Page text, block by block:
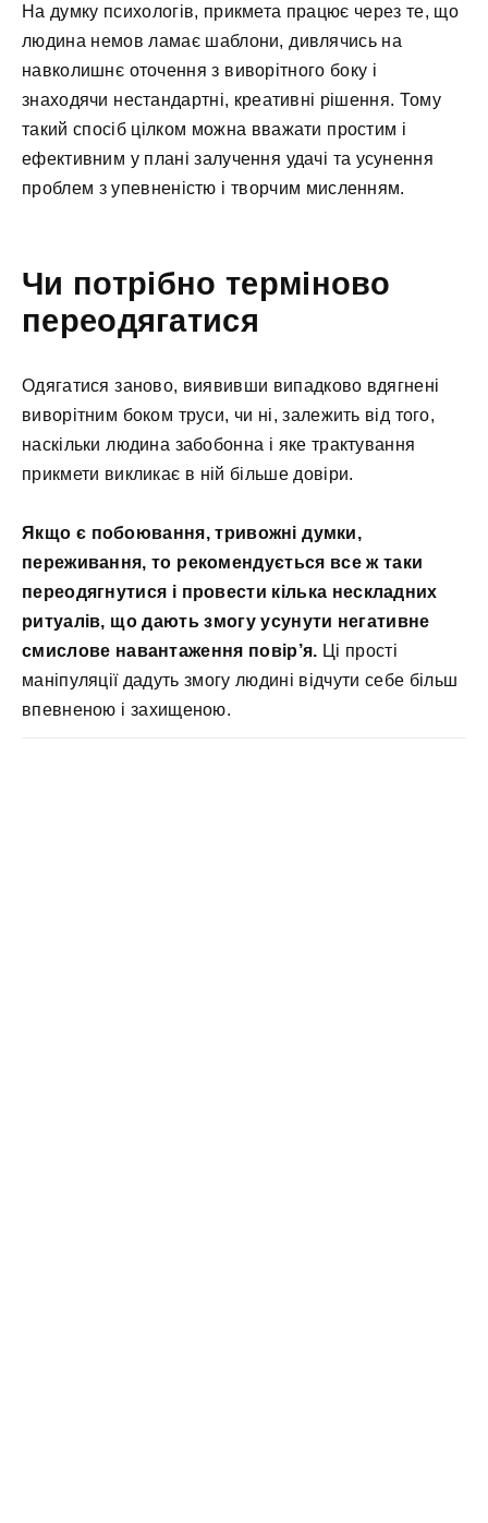
На думку психологів, прикмета працює через те, що
людина немов ламає шаблони, дивлячись на
навколишнє оточення з виворітного боку і
знаходячи нестандартні, креативні рішення. Тому
такий спосіб цілком можна вважати простим і
ефективним у плані залучення удачі та усунення
проблем з упевненістю і творчим мисленням.
Чи потрібно терміново
переодягатися
Одягатися заново, виявивши випадково вдягнені
виворітним боком труси, чи ні, залежить від того,
наскільки людина забобонна і яке трактування
прикмети викликає в ній більше довіри.
Якщо є побоювання, тривожні думки,
переживання, то рекомендується все ж таки
переодягнутися і провести кілька нескладних
ритуалів, що дають змогу усунути негативне
смислове навантаження повір’я. Ці прості
маніпуляції дадуть змогу людині відчути себе більш
впевненою і захищеною.